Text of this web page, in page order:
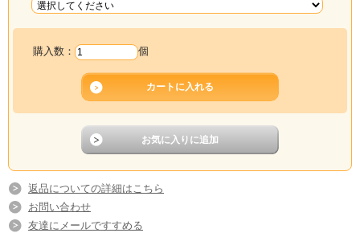
購入数： 個
返品についての詳細はこちら
お問い合わせ
友達にメールですすめる